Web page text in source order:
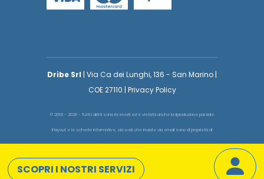
Dribe Srl | Via Ca dei Lunghi, 136 - San Marino |
COE 27110 | Privacy Policy
© 2016 - 2026 - Tutti i diritti sono riservati ed è vietata anche la riproduzione parziale.
Il layout e le schede informative, sia web che inviate via email sono di proprietà di
voglioinsegnare.it pertanto è fatto assoluto divieto replicare o copiare parte del layout
e dei contenuti
SCOPRI I NOSTRI SERVIZI